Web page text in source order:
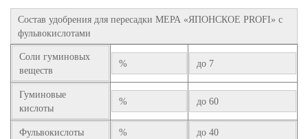
Состав удобрения для пересадки МЕРА «ЯПОНСКОЕ PROFI» с
фульвокислотами
Соли гуминовых
веществ
% до 7
Гуминовые
кислоты
% до 60
Фульвокислоты % до 40